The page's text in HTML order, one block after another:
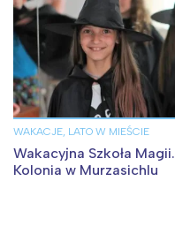
WAKACJE, LATO W MIEŚCIE
Wakacyjna Szkoła Magii.
Kolonia w Murzasichlu